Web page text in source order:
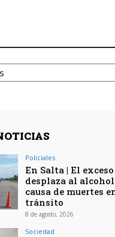
Policiales
En Salta | El
desplaza al
causa de muertes
tránsito
8 de agosto, 2026
Sociedad